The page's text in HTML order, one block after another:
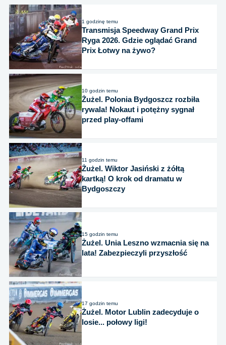
1 godzinę temu
Transmisja Speedway Grand Prix
Ryga 2026. Gdzie oglądać Grand
Prix Łotwy na żywo?
10 godzin temu
Żużel. Polonia Bydgoszcz rozbiła
rywala! Nokaut i potężny sygnał
przed play-offami
11 godzin temu
Żużel. Wiktor Jasiński z żółtą
kartką! O krok od dramatu w
Bydgoszczy
15 godzin temu
Żużel. Unia Leszno wzmacnia się na
lata! Zabezpieczyli przyszłość
17 godzin temu
Żużel. Motor Lublin zadecyduje o
losie... połowy ligi!